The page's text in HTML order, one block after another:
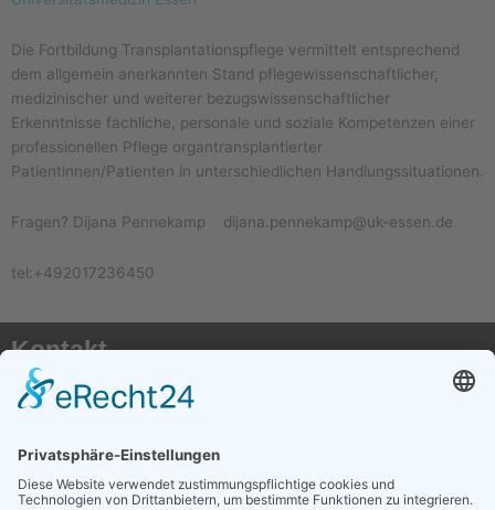
Die Fortbildung Transplantationspflege vermittelt entsprechend
dem allgemein anerkannten Stand pflegewissenschaftlicher,
medizinischer und weiterer bezugswissenschaftlicher
Erkenntnisse fachliche, personale und soziale Kompetenzen einer
professionellen Pflege organtransplantierter
Patientinnen/Patienten in unterschiedlichen Handlungssituationen.
Fragen? Dijana Pennekamp dijana.pennekamp@uk-essen.de
tel:+492017236450
Kontakt
AKTX Pflege e.V.
50116 Bergheim
E-Mail:info@transplantationspflege.de